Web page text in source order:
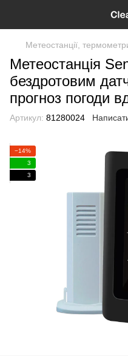
Метеостанції,
Метеостанція
бездротовим
прогноз погоди
Артикул: 81280024
−14%
3
3